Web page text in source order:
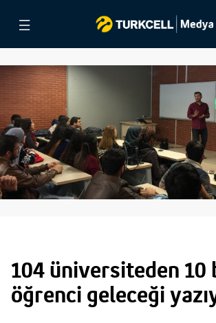
BASIN BÜLTENLERİ
VİDEOLAR
GÖRSEL ARŞİV
İLETİŞİM
104 üniversiteden 10
öğrenci geleceği